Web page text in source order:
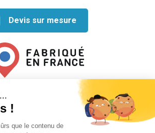
Devis sur mesure
nos idées créatives
sur les réseaux